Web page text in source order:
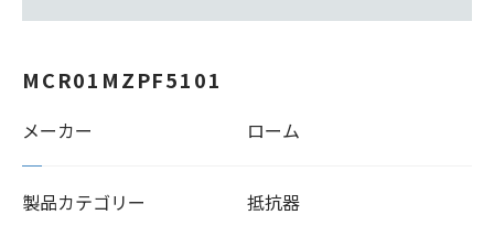
MCR01MZPF5101
メーカー ローム
製品カテゴリー 抵抗器